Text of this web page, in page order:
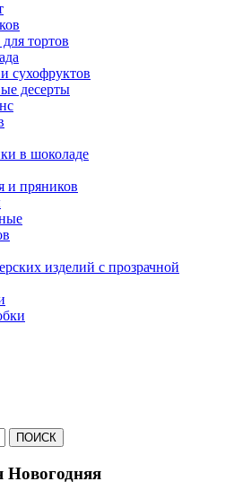
тортов
сухофруктов
десерты
в шоколаде
и пряников
изделий с прозрачной
ПОИСК
Новогодняя